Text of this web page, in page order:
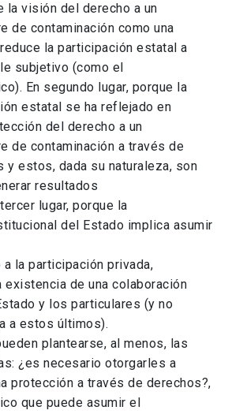
la visión del derecho a un
de contaminación como una
la participación estatal a
subjetivo (como el
En segundo lugar, porque la
estatal se ha reflejado en
del derecho a un
de contaminación a través de
y estos, dada su naturaleza, son
resultados
lugar, porque la
del Estado implica asumir
la participación privada,
de una colaboración
y los particulares (y no
a estos últimos).
plantearse, al menos, las
¿es necesario otorgarles a
protección a través de derechos?,
que puede asumir el